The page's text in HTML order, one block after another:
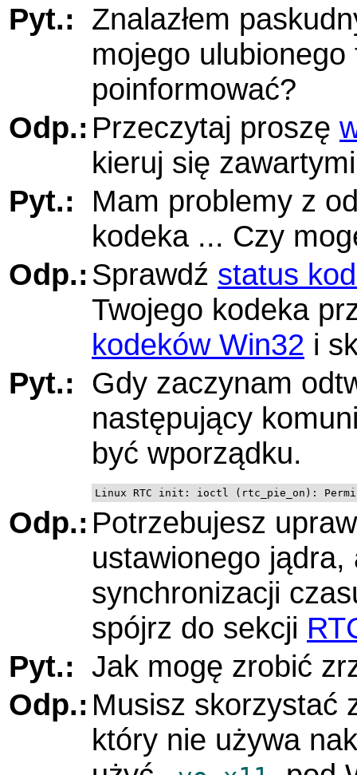
Pyt.:
Znalazłem
mojego
poinformować?
Odp.: Przeczytaj proszę
kieruj się
Pyt.:
Mam problemy z
kodeka ... Czy
Odp.: Sprawdź status
Twojego kodeka
kodeków Win32 i
Pyt.:
Gdy zaczynam
następujący
być wporządku.
Linux RTC init: ioctl (rtc_pie_on):
Odp.: Potrzebujesz
ustawionego
synchronizacji
spójrz do sekcji
Pyt.: Jak mogę zrobić
Odp.: Musisz skorzystać
który nie używa